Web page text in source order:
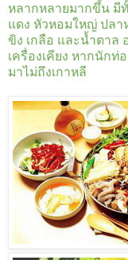
หลากหลายมากขึ้น มี
แดง หัวหอมใหญ่ ปลา
ขิง เกลือ และน้ำตาล
เครื่องเคียง หากนักท่
มาไม่ถึงเกาหลี